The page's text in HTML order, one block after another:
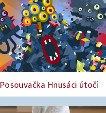
Posouvačka Hnusáci útočí